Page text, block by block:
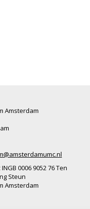
Amsterdam
0006 9052 76 Ten
Steun
Amsterdam